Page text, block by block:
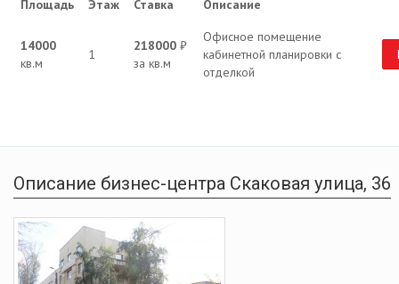
Площадь Этаж Ставка Описание
14000
кв.м
1
218000 ₽
за кв.м
Офисное помещение
кабинетной планировки с
отделкой
Описание бизнес-центра Скаковая улица, 36